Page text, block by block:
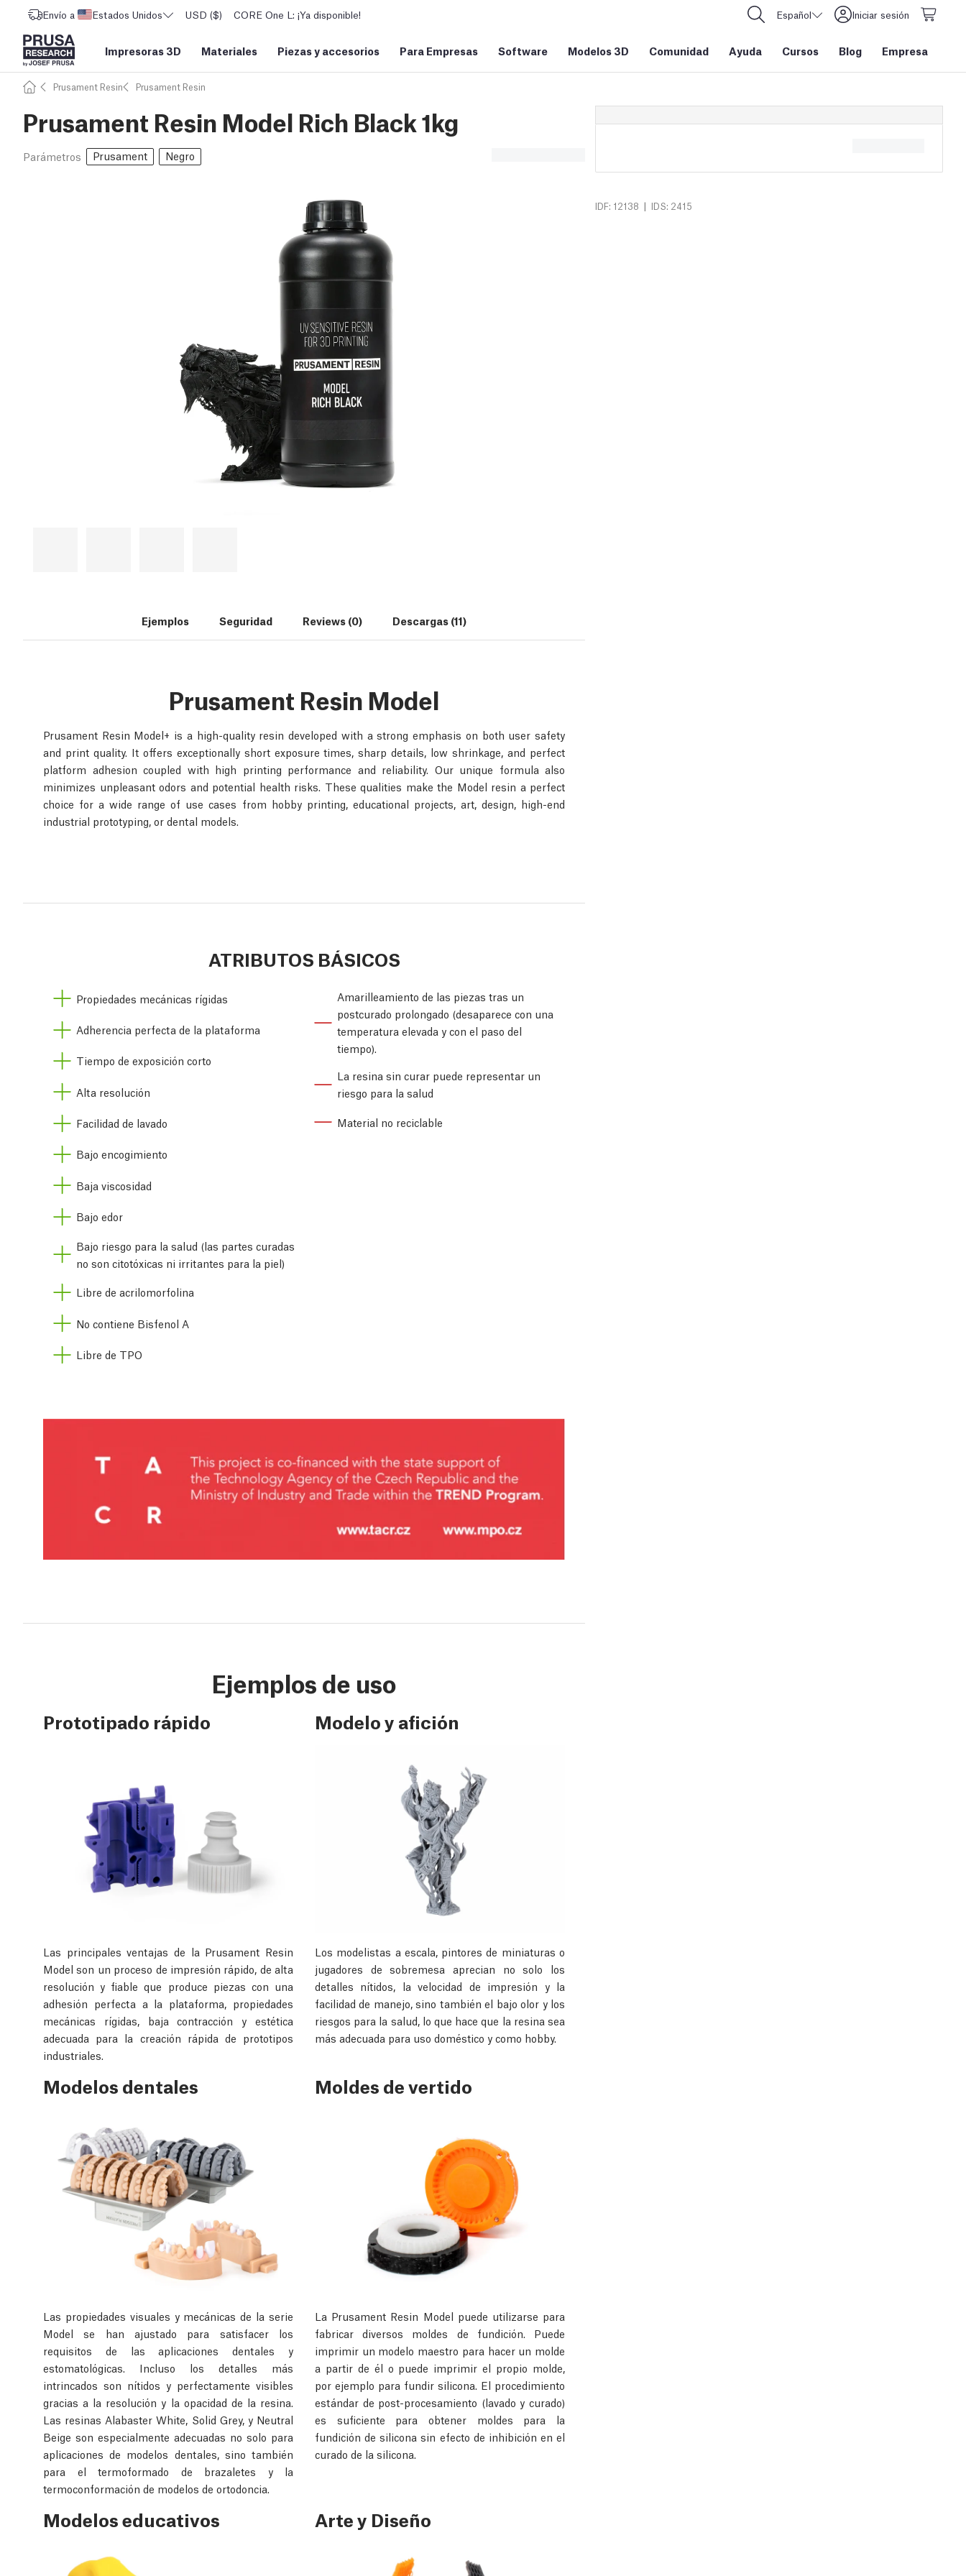
Envío a Estados Unidos USD ($) CORE One L: ¡Ya disponible! Español Iniciar sesión
Impresoras 3D Materiales Piezas y accesorios Para Empresas Software Modelos 3D Comunidad Ayuda Cursos Blog Empresa
Prusament Resin Prusament Resin
Prusament Resin Model Rich Black 1kg
Parámetros Prusament Negro
IDF: 12138 | IDS: 2415
Ejemplos Seguridad Reviews (0) Descargas (11)
Prusament Resin Model
Prusament Resin Model+ is a high-quality resin developed with a strong emphasis on both user safety
and print quality. It offers exceptionally short exposure times, sharp details, low shrinkage, and perfect
platform adhesion coupled with high printing performance and reliability. Our unique formula also
minimizes unpleasant odors and potential health risks. These qualities make the Model resin a perfect
choice for a wide range of use cases from hobby printing, educational projects, art, design, high-end
industrial prototyping, or dental models.
ATRIBUTOS BÁSICOS
Propiedades mecánicas rígidas
Adherencia perfecta de la plataforma
Tiempo de exposición corto
Alta resolución
Facilidad de lavado
Bajo encogimiento
Baja viscosidad
Bajo edor
Bajo riesgo para la salud (las partes curadas
no son citotóxicas ni irritantes para la piel)
Libre de acrilomorfolina
No contiene Bisfenol A
Libre de TPO
Amarilleamiento de las piezas tras un
postcurado prolongado (desaparece con una
temperatura elevada y con el paso del
tiempo).
La resina sin curar puede representar un
riesgo para la salud
Material no reciclable
Ejemplos de uso
Prototipado rápido
Las principales ventajas de la Prusament Resin
Model son un proceso de impresión rápido, de alta
resolución y fiable que produce piezas con una
adhesión perfecta a la plataforma, propiedades
mecánicas rígidas, baja contracción y estética
adecuada para la creación rápida de prototipos
industriales.
Modelo y afición
Los modelistas a escala, pintores de miniaturas o
jugadores de sobremesa aprecian no solo los
detalles nítidos, la velocidad de impresión y la
facilidad de manejo, sino también el bajo olor y los
riesgos para la salud, lo que hace que la resina sea
más adecuada para uso doméstico y como hobby.
Modelos dentales
Las propiedades visuales y mecánicas de la serie
Model se han ajustado para satisfacer los
requisitos de las aplicaciones dentales y
estomatológicas. Incluso los detalles más
intrincados son nítidos y perfectamente visibles
gracias a la resolución y la opacidad de la resina.
Las resinas Alabaster White, Solid Grey, y Neutral
Beige son especialmente adecuadas no solo para
aplicaciones de modelos dentales, sino también
para el termoformado de brazaletes y la
termoconformación de modelos de ortodoncia.
Moldes de vertido
La Prusament Resin Model puede utilizarse para
fabricar diversos moldes de fundición. Puede
imprimir un modelo maestro para hacer un molde
a partir de él o puede imprimir el propio molde,
por ejemplo para fundir silicona. El procedimiento
estándar de post-procesamiento (lavado y curado)
es suficiente para obtener moldes para la
fundición de silicona sin efecto de inhibición en el
curado de la silicona.
Modelos educativos Arte y Diseño